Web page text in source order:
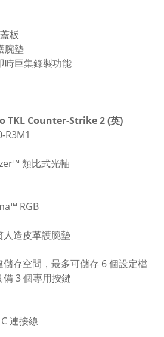
板
腕墊
時巨集錄製功能
TKL Counter-Strike 2 (英)
R3M1
類比式光軸
RGB
造皮革護腕墊
存空間，最多可儲存 6 個設定檔
3 個專用按鍵
連接線